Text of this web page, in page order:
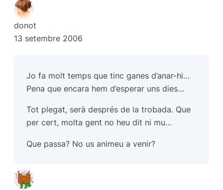
donot
13 setembre 2006
Jo fa molt temps que tinc ganes d’anar-hi…
Pena que encara hem d’esperar uns dies…
Tot plegat, serà després de latrobada. Que
per cert, molta gent no heu dit ni mu…
Que passa? No us animeu a venir?